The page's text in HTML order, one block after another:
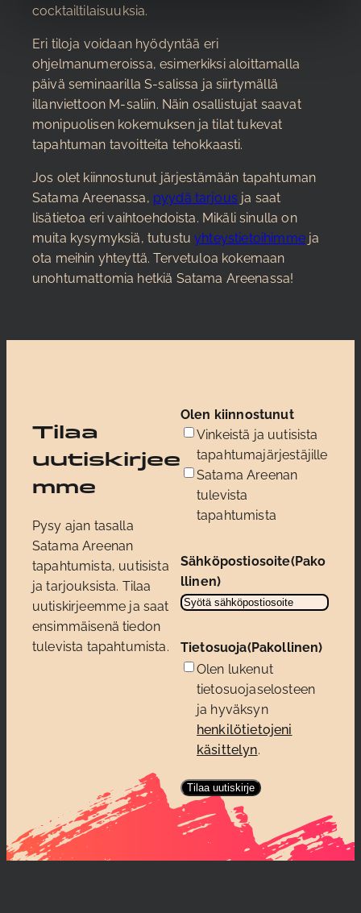
cocktailtilaisuuksia.
Eri tiloja voidaan hyödyntää eri
ohjelmanumeroissa, esimerkiksi aloittamalla
päivä seminaarilla S-salissa ja siirtymällä
illanviettoon M-saliin. Näin osallistujat saavat
monipuolisen kokemuksen ja tilat tukevat
tapahtuman tavoitteita tehokkaasti.
Jos olet kiinnostunut järjestämään tapahtuman
Satama Areenassa, pyydä tarjous ja saat
lisätietoa eri vaihtoehdoista. Mikäli sinulla on
muita kysymyksiä, tutustuyhteystietoihimmeja
ota meihin yhteyttä. Tervetuloa kokemaan
unohtumattomia hetkiä Satama Areenassa!
Tilaa
uutiskirjee
mme
Pysy ajan tasalla
Satama Areenan
tapahtumista, uutisista
ja tarjouksista. Tilaa
uutiskirjeemme ja saat
ensimmäisenä tiedon
tulevista tapahtumista.
Olen kiinnostunut
Vinkeistä ja uutisista
tapahtumajärjestäjille
Satama Areenan
tulevista
tapahtumista
Sähköpostiosoite(Pako
llinen)
Tietosuoja(Pakollinen)
Olen lukenut
tietosuojaselosteen
ja hyväksyn
henkilötietojeni
käsittelyn.